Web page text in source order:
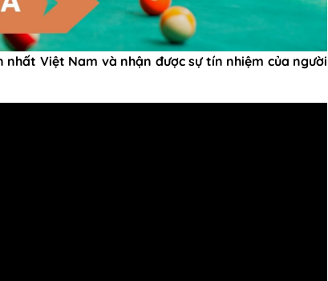
Việt Nam và nhận được sự tín nhiệm của người